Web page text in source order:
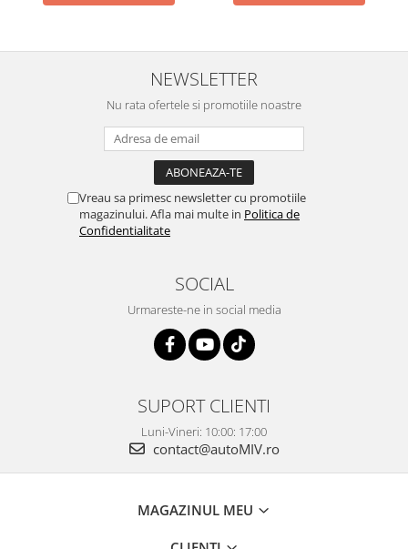
NEWSLETTER
Nu rata ofertele si promotiile noastre
Vreau sa primesc newsletter cu promotiile
magazinului. Afla mai multe in Politica de
Confidentialitate
SOCIAL
Urmareste-ne in social media
SUPORT CLIENTI
Luni-Vineri: 10:00: 17:00
contact@autoMIV.ro
MAGAZINUL MEU